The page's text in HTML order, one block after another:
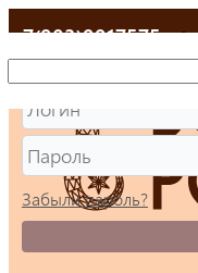
+7(903)9917575
Забыли пароль?